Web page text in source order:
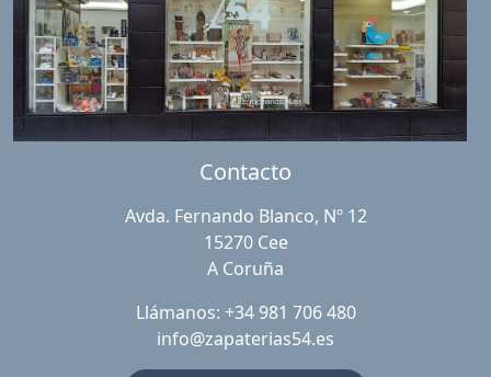
Contacto
Avda. Fernando Blanco, Nº 12
15270 Cee
A Coruña
Llámanos: +34 981 706 480
info@zapaterias54.es